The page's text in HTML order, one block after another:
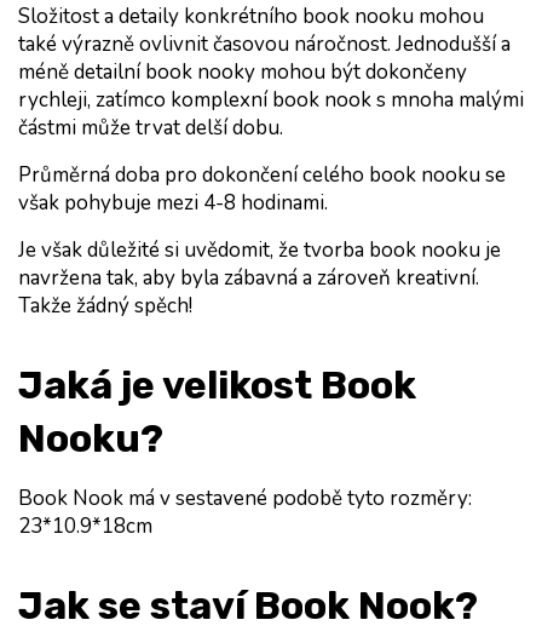
Složitost a detaily konkrétního book nooku mohou
také výrazně ovlivnit časovou náročnost. Jednodušší a
méně detailní book nooky mohou být dokončeny
rychleji, zatímco komplexní book nook s mnoha malými
částmi může trvat delší dobu.
Průměrná doba pro dokončení celého book nooku se
však pohybuje mezi 4-8 hodinami.
Je však důležité si uvědomit, že tvorba book nooku je
navržena tak, aby byla zábavná a zároveň kreativní.
Takže žádný spěch!
Jaká je velikost Book
Nooku?
23*10.9*18cm
Jak se staví Book Nook?